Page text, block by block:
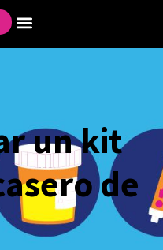
un kit
de